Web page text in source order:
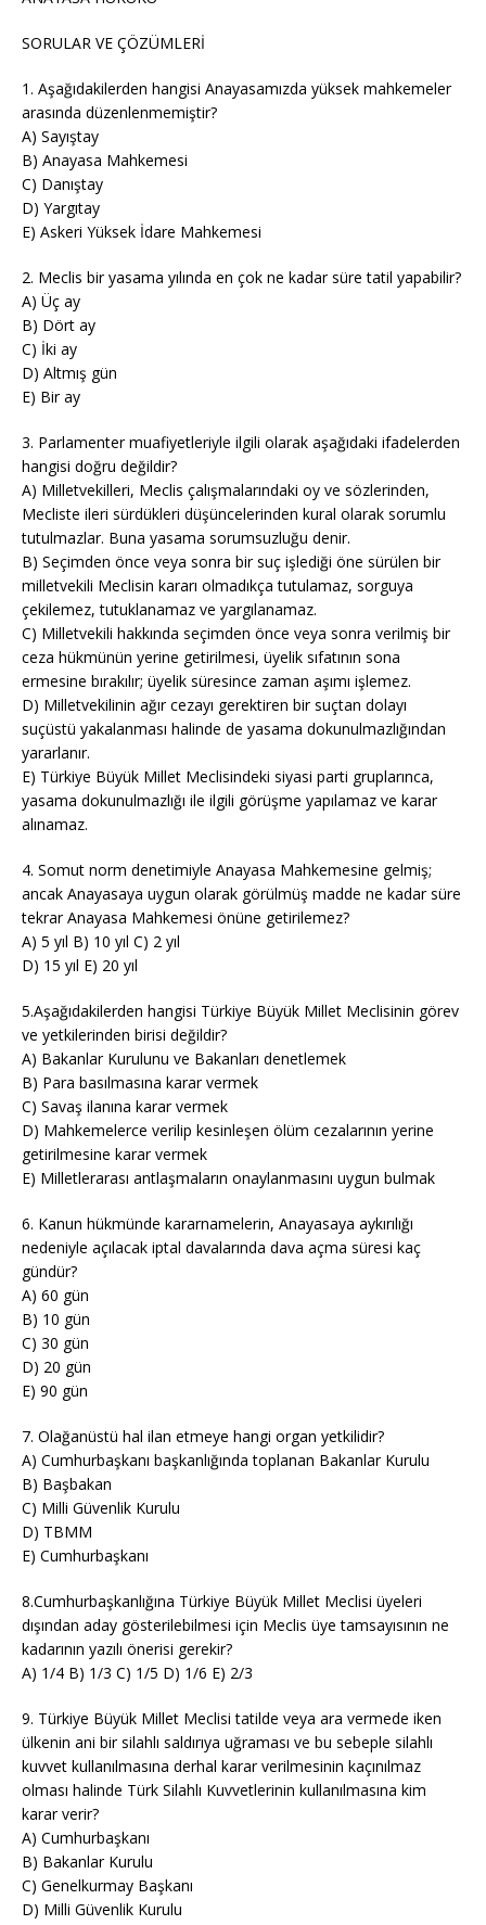
SORULAR VE ÇÖZÜMLERİ
1. Aşağıdakilerden hangisi Anayasamızda yüksek mahkemeler
arasında düzenlenmemiştir?
A) Sayıştay
B) Anayasa Mahkemesi
C) Danıştay
D) Yargıtay
E) Askeri Yüksek İdare Mahkemesi
2. Meclis bir yasama yılında en çok ne kadar süre tatil yapabilir?
A) Üç ay
B) Dört ay
C) İki ay
D) Altmış gün
E) Bir ay
3. Parlamenter muafiyetleriyle ilgili olarak aşağıdaki ifadelerden
hangisi doğru değildir?
A) Milletvekilleri, Meclis çalışmalarındaki oy ve sözlerinden,
Mecliste ileri sürdükleri düşüncelerinden kural olarak sorumlu
tutulmazlar. Buna yasama sorumsuzluğu denir.
B) Seçimden önce veya sonra bir suç işlediği öne sürülen bir
milletvekili Meclisin kararı olmadıkça tutulamaz, sorguya
çekilemez, tutuklanamaz ve yargılanamaz.
C) Milletvekili hakkında seçimden önce veya sonra verilmiş bir
ceza hükmünün yerine getirilmesi, üyelik sıfatının sona
ermesine bırakılır; üyelik süresince zaman aşımı işlemez.
D) Milletvekilinin ağır cezayı gerektiren bir suçtan dolayı
suçüstü yakalanması halinde de yasama dokunulmazlığından
yararlanır.
E) Türkiye Büyük Millet Meclisindeki siyasi parti gruplarınca,
yasama dokunulmazlığı ile ilgili görüşme yapılamaz ve karar
alınamaz.
4. Somut norm denetimiyle Anayasa Mahkemesine gelmiş;
ancak Anayasaya uygun olarak görülmüş madde ne kadar süre
tekrar Anayasa Mahkemesi önüne getirilemez?
A) 5 yıl B) 10 yıl C) 2 yıl
D) 15 yıl E) 20 yıl
5.Aşağıdakilerden hangisi Türkiye Büyük Millet Meclisinin görev
ve yetkilerinden birisi değildir?
A) Bakanlar Kurulunu ve Bakanları denetlemek
B) Para basılmasına karar vermek
C) Savaş ilanına karar vermek
D) Mahkemelerce verilip kesinleşen ölüm cezalarının yerine
getirilmesine karar vermek
E) Milletlerarası antlaşmaların onaylanmasını uygun bulmak
6. Kanun hükmünde kararnamelerin, Anayasaya aykırılığı
nedeniyle açılacak iptal davalarında dava açma süresi kaç
gündür?
A) 60 gün
B) 10 gün
C) 30 gün
D) 20 gün
E) 90 gün
7. Olağanüstü hal ilan etmeye hangi organ yetkilidir?
A) Cumhurbaşkanı başkanlığında toplanan Bakanlar Kurulu
B) Başbakan
C) Milli Güvenlik Kurulu
D) TBMM
E) Cumhurbaşkanı
8.Cumhurbaşkanlığına Türkiye Büyük Millet Meclisi üyeleri
dışından aday gösterilebilmesi için Meclis üye tamsayısının ne
kadarının yazılı önerisi gerekir?
A) 1/4 B) 1/3 C) 1/5 D) 1/6 E) 2/3
9. Türkiye Büyük Millet Meclisi tatilde veya ara vermede iken
ülkenin ani bir silahlı saldırıya uğraması ve bu sebeple silahlı
kuvvet kullanılmasına derhal karar verilmesinin kaçınılmaz
olması halinde Türk Silahlı Kuvvetlerinin kullanılmasına kim
karar verir?
A) Cumhurbaşkanı
B) Bakanlar Kurulu
C) Genelkurmay Başkanı
D) Milli Güvenlik Kurulu